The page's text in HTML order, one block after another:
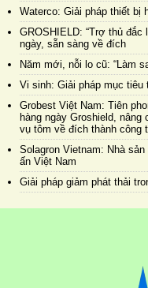
Waterco: Giải pháp thiết bị
GROSHIELD: “Trợ thủ
ngày, sẵn sàng về đích
Năm mới, nỗi lo cũ: “Làm
Vi sinh: Giải pháp mục tiêu
Grobest Việt Nam: Tiên
hàng ngày Groshield,
vụ tôm về đích thành công
Solagron Vietnam: Nhà
ấn Việt Nam
Giải pháp giảm phát thải